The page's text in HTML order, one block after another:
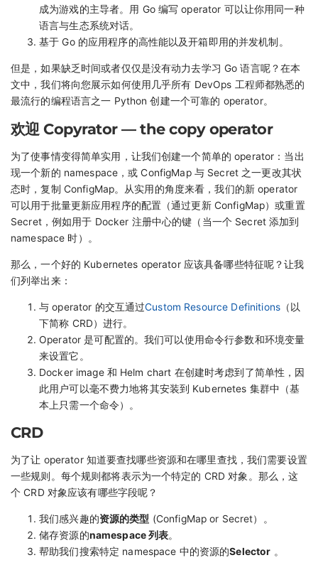
成为游戏的主导者。用 Go 编写 operator 可以让你用同一种
语言与生态系统对话。
基于 Go 的应用程序的高性能以及开箱即用的并发机制。
但是，如果缺乏时间或者仅仅是没有动力去学习 Go 语言呢？在本
文中，我们将向您展示如何使用几乎所有 DevOps 工程师都熟悉的
最流行的编程语言之一 Python 创建一个可靠的 operator。
欢迎 Copyrator — the copy operator
为了使事情变得简单实用，让我们创建一个简单的 operator：当出
现一个新的 namespace，或 ConfigMap 与 Secret 之一更改其状
态时，复制 ConfigMap。从实用的角度来看，我们的新 operator
可以用于批量更新应用程序的配置（通过更新 ConfigMap）或重置
Secret，例如用于 Docker 注册中心的键（当一个 Secret 添加到
namespace 时）。
那么，一个好的 Kubernetes operator 应该具备哪些特征呢？让我
们列举出来：
与 operator 的交互通过Custom Resource Definitions（以
下简称 CRD）进行。
Operator 是可配置的。我们可以使用命令行参数和环境变量
来设置它。
Docker image 和 Helm chart 在创建时考虑到了简单性，因
此用户可以毫不费力地将其安装到 Kubernetes 集群中（基
本上只需一个命令）。
CRD
为了让 operator 知道要查找哪些资源和在哪里查找，我们需要设置
一些规则。每个规则都将表示为一个特定的 CRD 对象。那么，这
个 CRD 对象应该有哪些字段呢？
我们感兴趣的资源的类型 (ConfigMap or Secret）。
储存资源的namespace 列表。
帮助我们搜索特定 namespace 中的资源的Selector 。